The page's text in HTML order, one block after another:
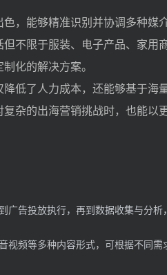
，能够精准识别并协调多种媒
不限于服装、电子产品、家用
化的解决方案。
低了人力成本，还能够基于海
杂的出海营销挑战时，也能以
广告投放执行，再到数据收集与分析
视频等多种内容形式，可根据不同